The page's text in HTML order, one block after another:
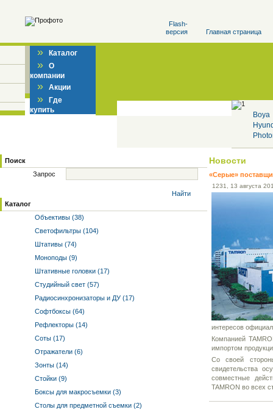
Flash-
версия
Главная страница
» Каталог
» О
компании
» Акции
» Где
купить
Boya
Поиск
Запрос
Найти
Каталог
Объективы (38)
Светофильтры (104)
Штативы (74)
Моноподы (9)
Штативные головки (17)
Студийный свет (57)
Радиосинхронизаторы и ДУ (17)
Софтбоксы (64)
Рефлекторы (14)
Соты (17)
Отражатели (6)
Зонты (14)
Стойки (9)
Боксы для макросъемки (3)
Столы для предметной съемки (2)
Новости
«Серые»
1231 , 13 августа
интересов
Компанией
импортом
Со своей
свидетельства
совместные
TAMRON во всех